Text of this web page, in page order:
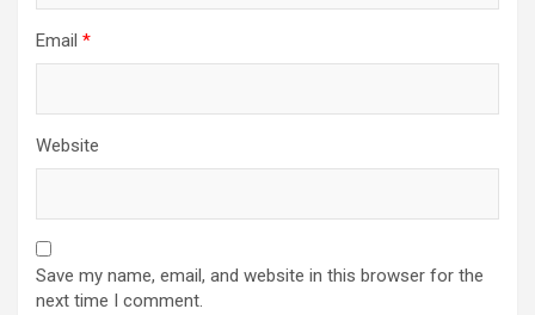
Email *
Website
Save my name, email, and website in this browser for the
next time I comment.